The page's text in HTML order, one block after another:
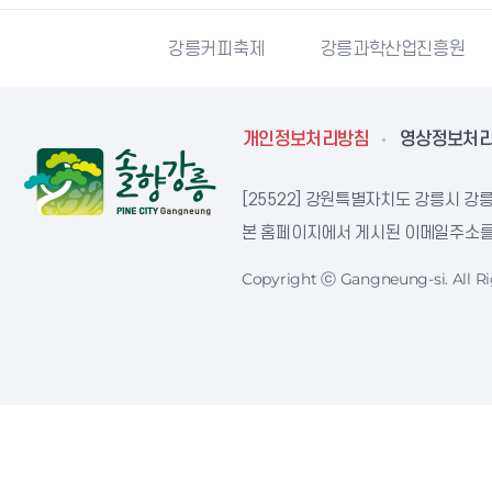
강릉커피축제 강릉과학산업진흥원
개인정보처리방침 영상정보처
[25522] 강원특별자치도 강릉시 강
본 홈페이지에서 게시된 이메일주소
Copyright ⓒ Gangneung-si. All